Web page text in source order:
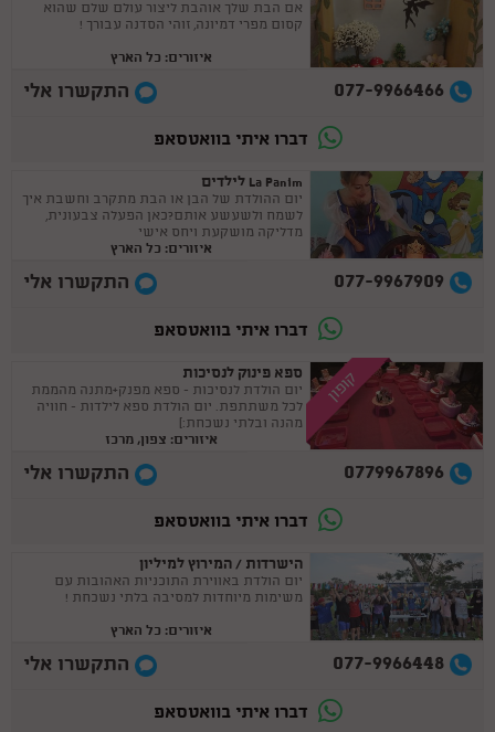
אם הבת שלך אוהבת ליצור עולם שלם שהוא
קסום מפרי דמיונה, זוהי הסדנה עבורך !
איזורים: כל הארץ
077-9966466 התקשרו אלי
דברו איתי בוואטסאפ
La Panim לילדים
יום ההולדת של הבן או הבת מתקרב וחשבת איך
לשמח ולשעשע אותם?כאן הפעלה צבעונית,
מדליקה מושקעת ויחס אישי
איזורים: כל הארץ
077-9967909 התקשרו אלי
דברו איתי בוואטסאפ
קופון ספא פינוק לנסיכות
יום הולדת לנסיכות - ספא מפנק+מתנה מהממת
לכל משתתפת. יום הולדת ספא לילדות - חוויה
מהנה ובלתי נשכחת:)
איזורים: צפון, מרכז
0779967896 התקשרו אלי
דברו איתי בוואטסאפ
הישרדות / המירוץ למיליון
יום הולדת באווירת התוכניות האהובות עם
משימות מיוחדות למסיבה בלתי נשכחת !
איזורים: כל הארץ
077-9966448 התקשרו אלי
דברו איתי בוואטסאפ